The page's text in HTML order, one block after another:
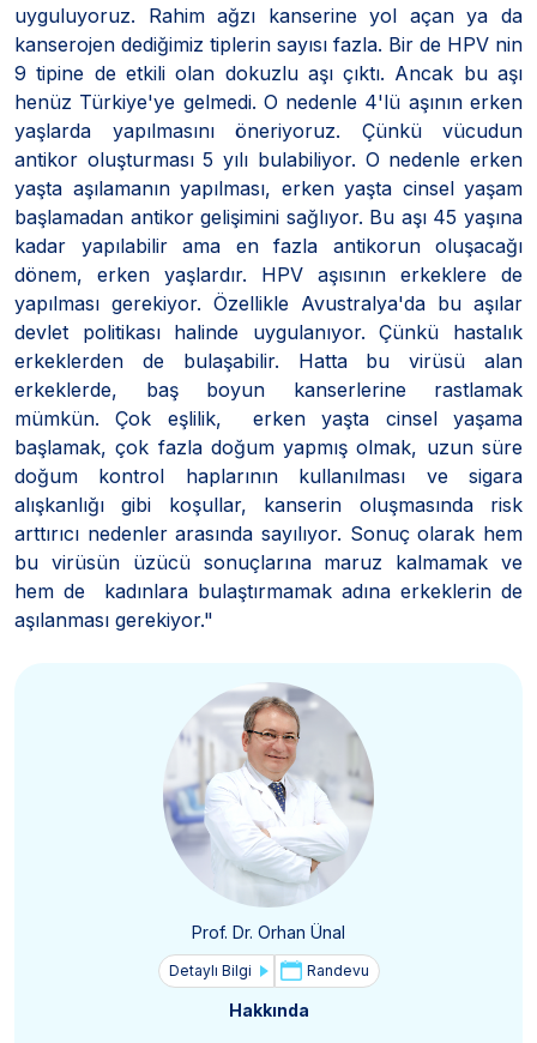
uyguluyoruz. Rahim ağzı kanserine yol açan ya da
kanserojen dediğimiz tiplerin sayısı fazla. Bir de HPV nin
9 tipine de etkili olan dokuzlu aşı çıktı. Ancak bu aşı
henüz Türkiye'ye gelmedi. O nedenle 4'lü aşının erken
yaşlarda yapılmasını öneriyoruz. Çünkü vücudun
antikor oluşturması 5 yılı bulabiliyor. O nedenle erken
yaşta aşılamanın yapılması, erken yaşta cinsel yaşam
başlamadan antikor gelişimini sağlıyor. Bu aşı 45 yaşına
kadar yapılabilir ama en fazla antikorun oluşacağı
dönem, erken yaşlardır. HPV aşısının erkeklere de
yapılması gerekiyor. Özellikle Avustralya'da bu aşılar
devlet politikası halinde uygulanıyor. Çünkü hastalık
erkeklerden de bulaşabilir. Hatta bu virüsü alan
erkeklerde, baş boyun kanserlerine rastlamak
mümkün. Çok eşlilik, erken yaşta cinsel yaşama
başlamak, çok fazla doğum yapmış olmak, uzun süre
doğum kontrol haplarının kullanılması ve sigara
alışkanlığı gibi koşullar, kanserin oluşmasında risk
arttırıcı nedenler arasında sayılıyor. Sonuç olarak hem
bu virüsün üzücü sonuçlarına maruz kalmamak ve
hem de kadınlara bulaştırmamak adına erkeklerin de
aşılanması gerekiyor."
Prof. Dr. Orhan Ünal
Detaylı Bilgi Randevu
Hakkında